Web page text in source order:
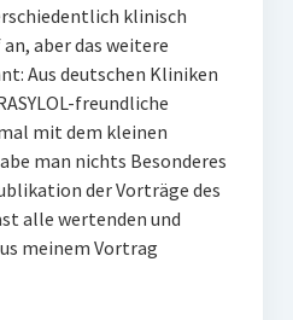
klinisch
aber das weitere
Aus deutschen Kliniken
freundliche
mit dem kleinen
man nichts Besonderes
der Vorträge des
alle wertenden und
meinem Vortrag